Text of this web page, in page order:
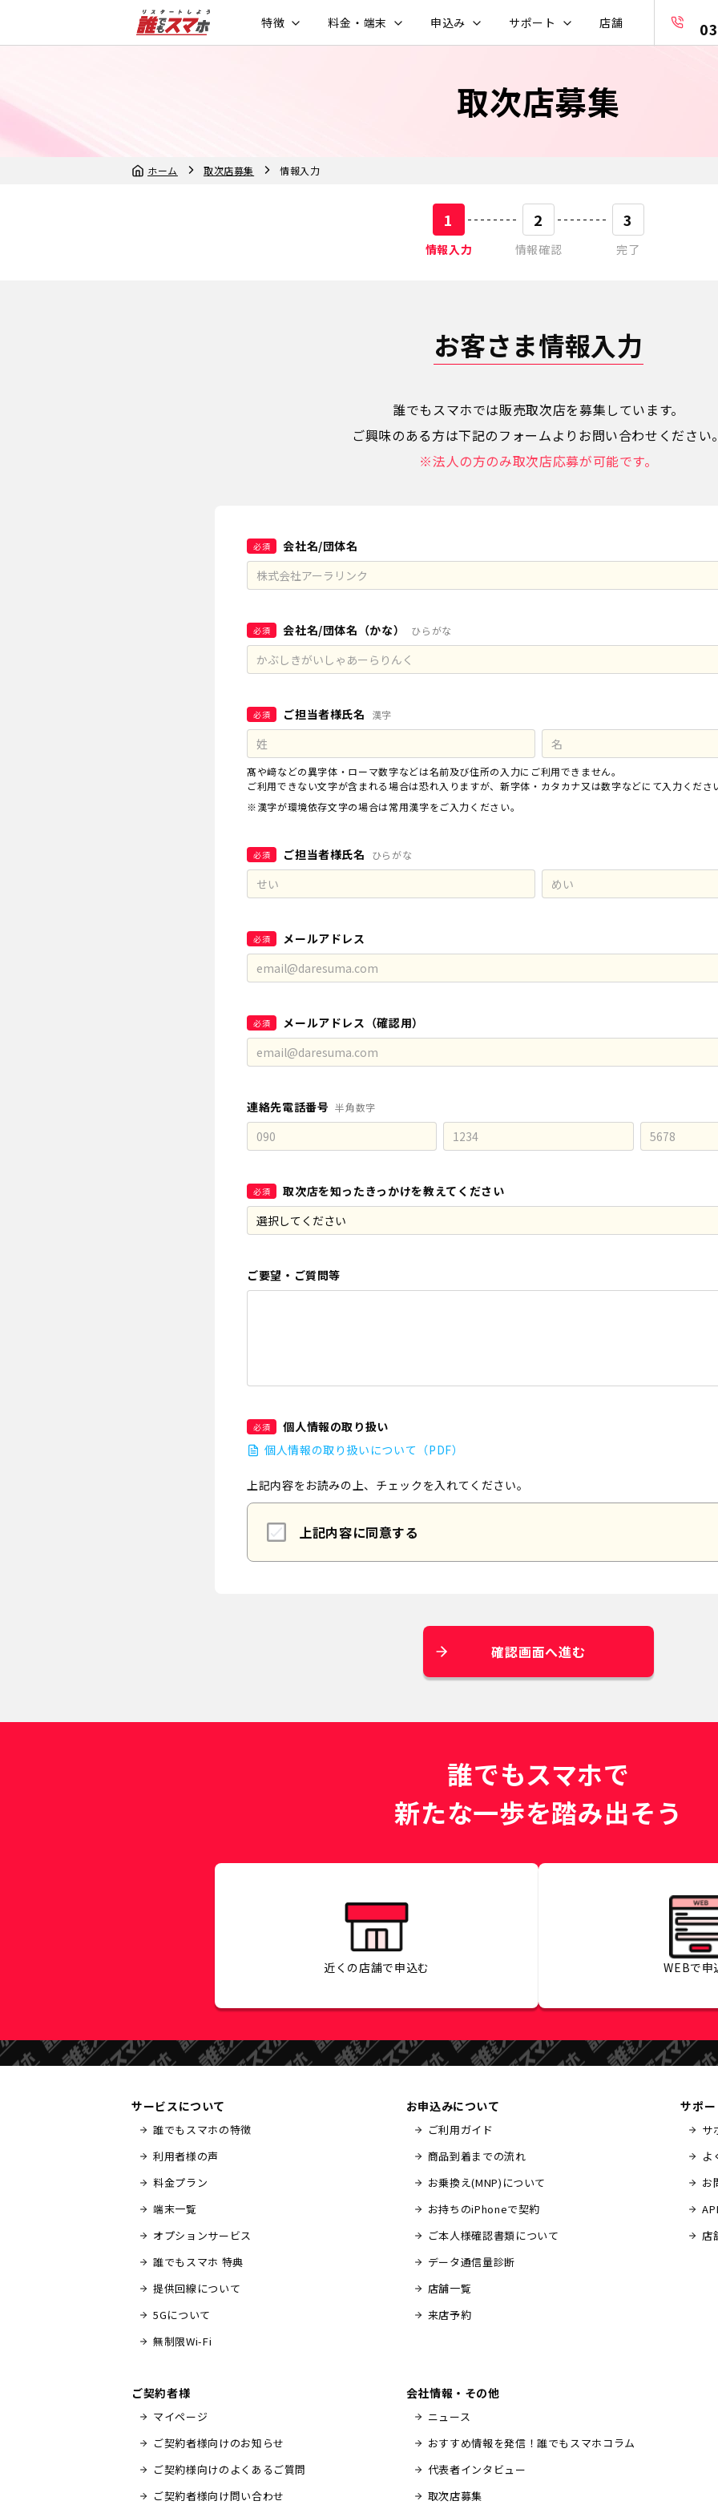
特徴 料金・端末 申込み サポート 店舗
取次店募集
ホーム 取次店募集 情報入力
1
情報入力
2
情報確認
3
完了
お客さま情報入力
誰でもスマホでは販売取次店を募集しています。
ご興味のある方は下記のフォームよりお問い合わせください
※法人の方のみ取次店応募が可能です。
必須 会社名/団体名
必須 会社名/団体名（かな） ひらがな
必須 ご担当者様氏名 漢字
髙や﨑などの異字体・ローマ数字などは名前及び住所の入力にご利用できません。
ご利用できない文字が含まれる場合は恐れ入りますが、新字体・カタカナ又は数字などにて入力くださ
※漢字が環境依存文字の場合は常用漢字をご入力ください。
必須 ご担当者様氏名 ひらがな
必須 メールアドレス
必須 メールアドレス（確認用）
連絡先電話番号 半角数字
必須 取次店を知ったきっかけを教えてください
ご要望・ご質問等
必須
個人情報の取り扱い
個人情報の取り扱いについて（PDF）
上記内容をお読みの上、チェックを入れてください。
上記内容に同意する
確認画面へ進む
誰でもスマホで
新たな一歩を踏み出そう
近くの店舗で申込む WEBで申
サービスについて
誰でもスマホの特徴
利用者様の声
料金プラン
端末一覧
オプションサービス
誰でもスマホ 特典
提供回線について
5Gについて
無制限Wi-Fi
お申込みについて
ご利用ガイド
商品到着までの流れ
お乗換え(MNP)について
お持ちのiPhoneで契約
ご本人様確認書類について
データ通信量診断
店舗一覧
来店予約
サポ
サ
よ
お
店
ご契約者様
マイページ
ご契約者様向けのお知らせ
ご契約様向けのよくあるご質問
ご契約者様向け問い合わせ
会社情報・その他
ニュース
おすすめ情報を発信！誰でもスマホコラム
代表者インタビュー
取次店募集